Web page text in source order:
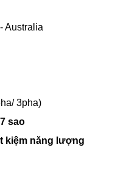
Australia
3pha)
sao
kiệm năng lượng